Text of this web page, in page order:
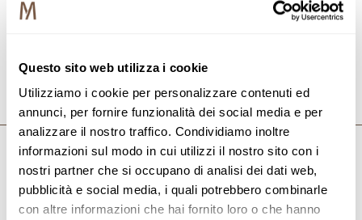
Questo sito web utilizza i cookie
Utilizziamo i cookie per personalizzare contenuti ed
annunci, per fornire funzionalità dei social media e per
analizzare il nostro traffico. Condividiamo inoltre
informazioni sul modo in cui utilizzi il nostro sito con i
nostri partner che si occupano di analisi dei dati web,
pubblicità e social media, i quali potrebbero combinarle
con altre informazioni che hai fornito loro o che hanno
Iscriviti alla newsletter
Entra a far parte della Community